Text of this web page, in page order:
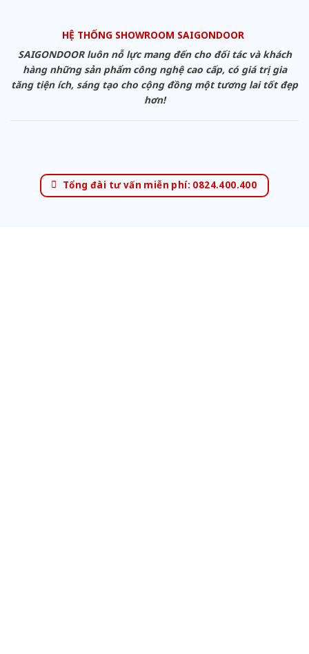
HỆ THỐNG SHOWROOM SAIGONDOOR
SAIGONDOOR luôn nỗ lực mang đến cho đối tác và khách
hàng những sản phẩm công nghệ cao cấp, có giá trị gia
tăng tiện ích, sáng tạo cho cộng đồng một tương lai tốt đẹp
hơn!
Tổng đài tư vấn miễn phí: 0824.400.400